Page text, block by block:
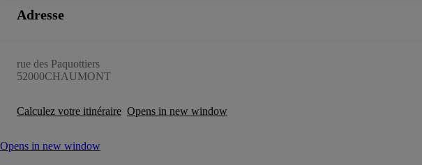
Adresse
rue des Paquottiers
52000CHAUMONT
Calculez votre itinéraire Opens in new window
Opens in new window